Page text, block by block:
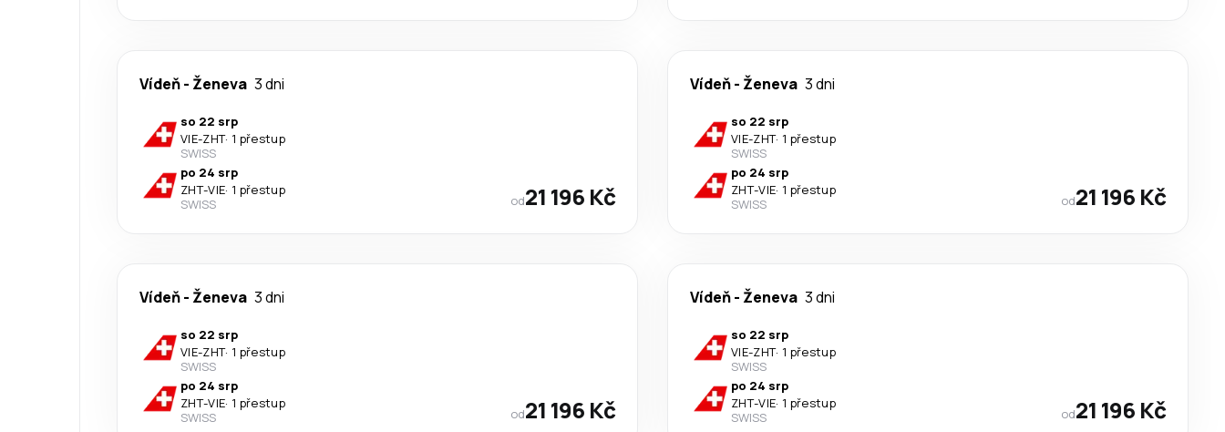
Vídeň- Ženeva 3 dni
so 22 srp
VIE-ZHT· 1 přestup
SWISS
po 24 srp
ZHT-VIE· 1 přestup
SWISS
od21 196 Kč
Vídeň- Ženeva 3 dni
so 22 srp
VIE-ZHT· 1 přestup
SWISS
po 24 srp
ZHT-VIE· 1 přestup
SWISS
od21 196 Kč
Vídeň- Ženeva 3 dni
so 22 srp
VIE-ZHT· 1 přestup
SWISS
po 24 srp
ZHT-VIE· 1 přestup
SWISS
od21 196 Kč
Vídeň- Ženeva 3 dni
so 22 srp
VIE-ZHT· 1 přestup
SWISS
po 24 srp
ZHT-VIE· 1 přestup
SWISS
od21 196 Kč